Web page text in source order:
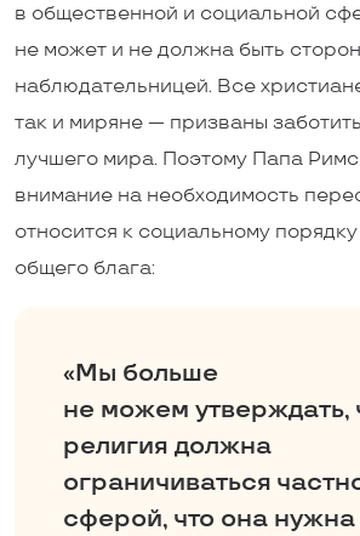
в общественной и социальной
не может и не должна быть
наблюдательницей. Все
так и миряне — призваны
лучшего мира. Поэтому Папа
внимание на необходимость
относится к социальному
общего блага:
«Мы больше
не можем утверждать,
религия должна
ограничиваться
сферой, что она